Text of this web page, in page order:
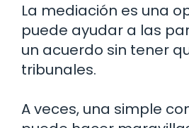
La mediación es una
puede ayudar a las
un acuerdo sin tener
tribunales.
A veces, una simple